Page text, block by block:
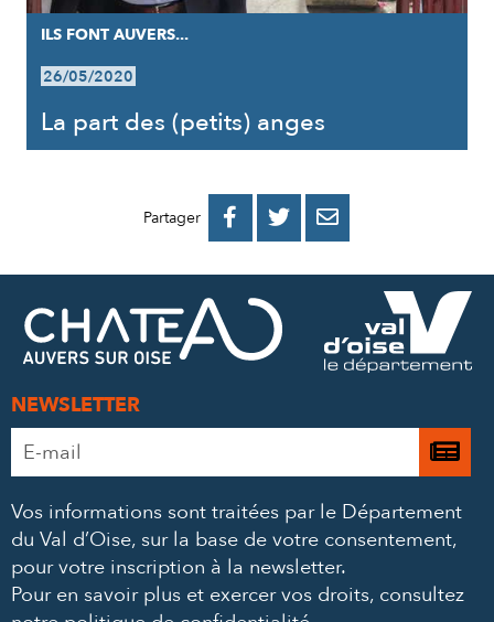
ILS FONT AUVERS...
26/05/2020
La part des (petits) anges
Partager 
PARTAGER
FACEBOOK
PARTAGER
PARTAGER
MAIL
NEWSLETTER
Adresse
e-
*
Je
à
Vos informations sont traitées par le Département
du Val d’Oise, sur la base de votre consentement,
pour votre inscription à la newsletter.
Pour en savoir plus et exercer vos droits, consultez